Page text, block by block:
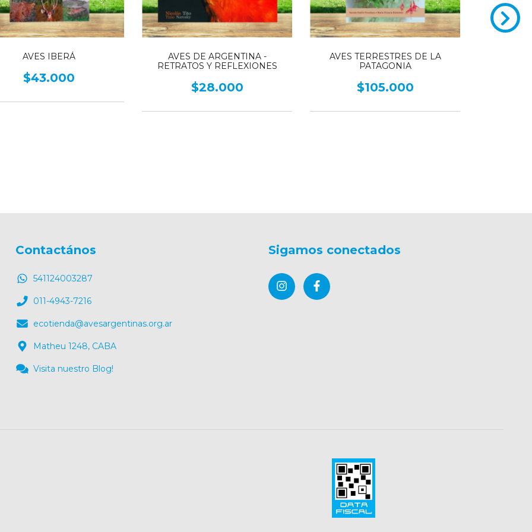
AVES IBERÁ
$43.000
AVES DE ARGENTINA -
RETRATOS Y REFLEXIONES
$28.000
AVES TERRESTRES DE LA
PATAGONIA
$105.000
Contactános
541124003287
011-4943-7216
ecotienda@avesargentinas.org.ar
Matheu 1248, CABA
Visita nuestro Blog!
Sigamos conectados